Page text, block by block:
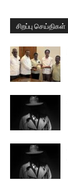
சிறப்பு செய்திகள்